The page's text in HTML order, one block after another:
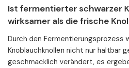
Ist fermentierter schwarzer
wirksamer als die frische
Durch den Fermentierungsprozess
Knoblauchknollen nicht nur haltbar
geschmacklich verändert, es